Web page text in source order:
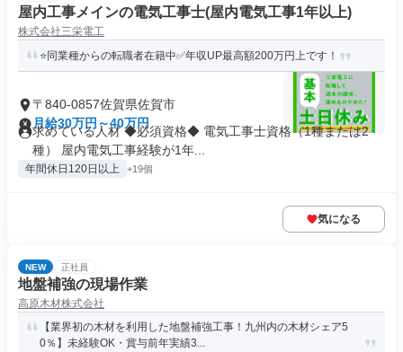
屋内工事メインの電気工事士(屋内電気工事1年以上)
株式会社三栄電工
⭐同業種からの転職者在籍中✅年収UP最高額200万円上です！
〒840-0857佐賀県佐賀市
月給30万円～40万円
求めている人材 ◆必須資格◆ 電気工事士資格（1種または2
種） 屋内電気工事経験が1年...
年間休日120日以上 +19個
気になる
NEW 正社員
地盤補強の現場作業
高原木材株式会社
【業界初の木材を利用した地盤補強工事！九州内の木材シェア5
0％】未経験OK・賞与前年実績3...